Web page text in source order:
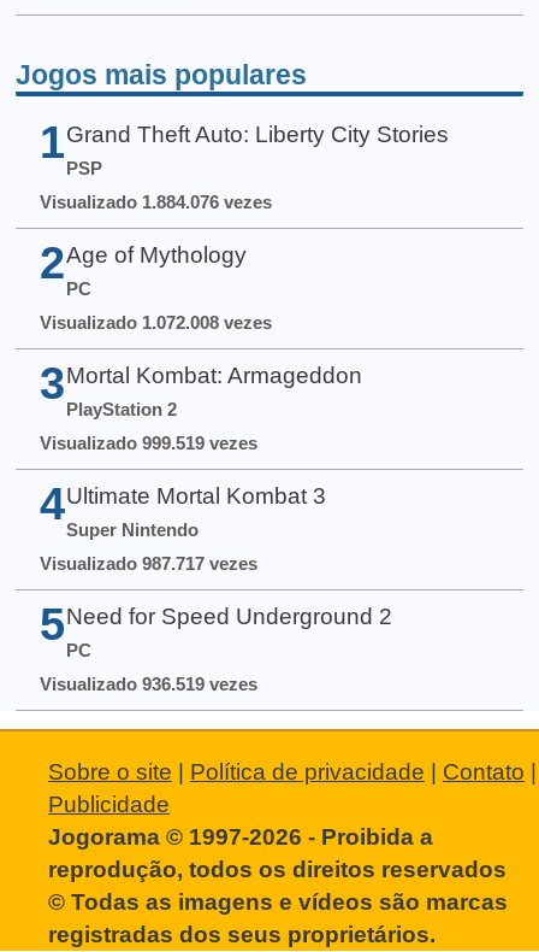
Jogos mais populares
1 Grand Theft Auto: Liberty City Stories
PSP
Visualizado 1.884.076 vezes
2 Age of Mythology
PC
Visualizado 1.072.008 vezes
3 Mortal Kombat: Armageddon
PlayStation 2
Visualizado 999.519 vezes
4 Ultimate Mortal Kombat 3
Super Nintendo
Visualizado 987.717 vezes
5 Need for Speed Underground 2
PC
Visualizado 936.519 vezes
Sobre o site | Política de privacidade | Contato |
Publicidade
Jogorama © 1997-2026 - Proibida a
reprodução, todos os direitos reservados
© Todas as imagens e vídeos são marcas
registradas dos seus proprietários.